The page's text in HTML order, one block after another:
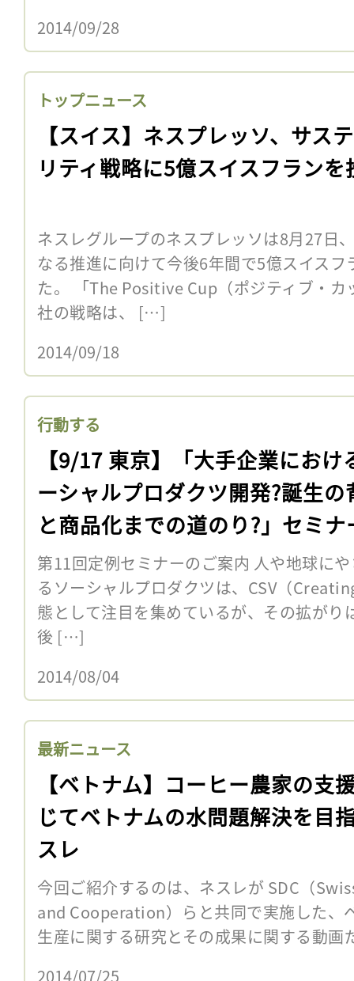
2014/09/28
トップニュース
【スイス】ネスプレッソ、サス
リティ戦略に5億スイスフランを
ネスレグループのネスプレッソは8月27日
なる推進に向けて今後6年間で5億スイス
た。 「The Positive Cup（ポジティブ・
社の戦略は、 […]
2014/09/18
行動する
【9/17 東京】「大手企業におけ
ーシャルプロダクツ開発?誕生の
と商品化までの道のり?」セミナ
催！
第11回定例セミナーのご案内 人や地球に
るソーシャルプロダクツは、CSV（
態として注目を集めているが、その拡がり
後 […]
2014/08/04
最新ニュース
【ベトナム】コーヒー農家の支
じてベトナムの水問題解決を目
スレ
今回ご紹介するのは、ネスレが SDC（
and Cooperation）らと共同で実施した、
生産に関する研究とその成果に関する動
2014/07/25